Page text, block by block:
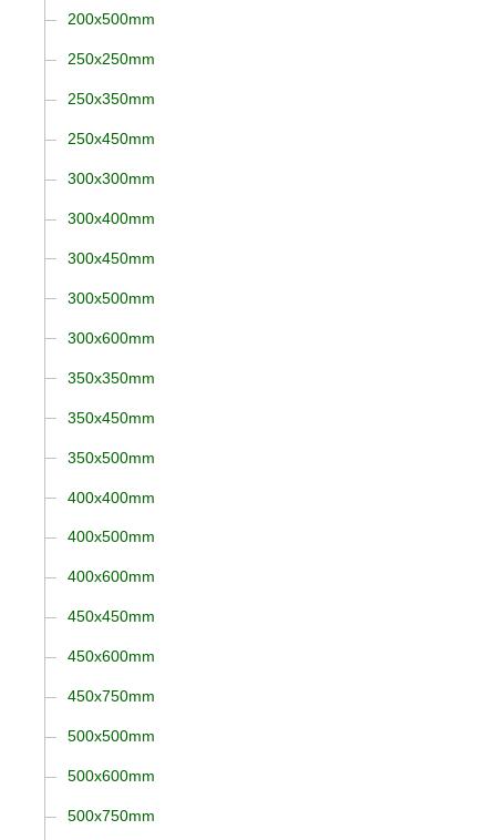
200x500mm
250x250mm
250x350mm
250x450mm
300x300mm
300x400mm
300x450mm
300x500mm
300x600mm
350x350mm
350x450mm
350x500mm
400x400mm
400x500mm
400x600mm
450x450mm
450x600mm
450x750mm
500x500mm
500x600mm
500x750mm